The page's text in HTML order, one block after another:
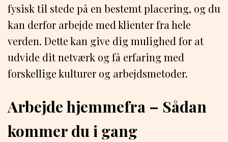
fysisk til stede på en bestemt placering, og du
kan derfor arbejde med klienter fra hele
verden. Dette kan give dig mulighed for at
udvide dit netværk og få erfaring med
forskellige kulturer og arbejdsmetoder.
Arbejde hjemmefra – Sådan
kommer du i gang